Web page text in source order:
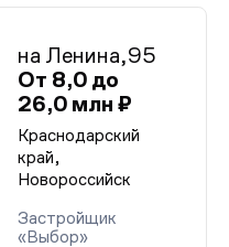
на Ленина,95
От 8,0 до
26,0 млн ₽
Краснодарский
край,
Новороссийск
Застройщик
«Выбор»